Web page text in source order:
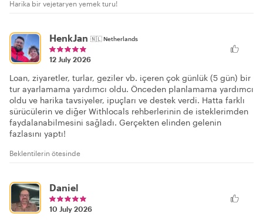
Harika bir vejetaryen yemek turu!
HenkJan 🇳🇱Netherlands
12 July 2026
Loan, ziyaretler, turlar, geziler vb. içeren çok günlük (5 gün) bir
tur ayarlamama yardımcı oldu. Önceden planlamama yardımcı
oldu ve harika tavsiyeler, ipuçları ve destek verdi. Hatta farklı
sürücülerin ve diğer Withlocals rehberlerinin de isteklerimden
faydalanabilmesini sağladı. Gerçekten elinden gelenin
fazlasını yaptı!
Beklentilerin ötesinde
Daniel
10 July 2026